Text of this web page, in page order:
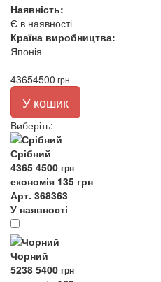
Наявність:
Є в наявності
Країна виробництва:
Японія
43654500 грн
У кошик
Виберіть:
Срібний
4365 4500 грн
економія 135 грн
Арт. 368363
У наявності
Чорний
5238 5400 грн